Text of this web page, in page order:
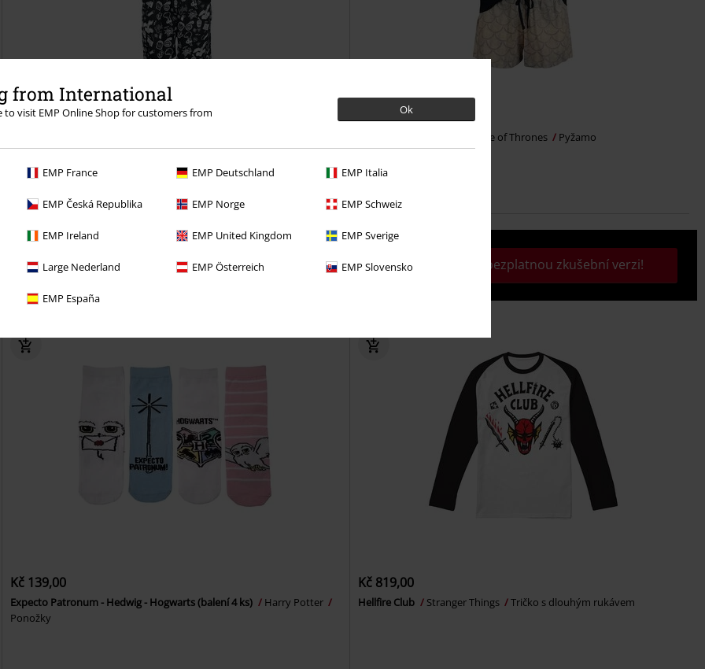
from International
to visit EMP Online Shop for customers from
Ok
EMP France EMP Deutschland EMP Italia
EMP Česká Republika EMP Norge EMP Schweiz
EMP Ireland EMP United Kingdom EMP Sverige
Large Nederland EMP Österreich EMP Slovensko
EMP España
OdKč 949,00
DMCOdKč 999,00
OdKč 949,00
Game of Thrones Pyžamo
zkušební verzi našeho BACKSTAGE CLUB Aktivujte si svou bezplatnou zkušební verzi!
Kč 139,00
Expecto Patronum - Hedwig - Hogwarts (balení 4 ks)
Harry Potter
Ponožky
Kč 819,00
Hellfire Club Stranger Things Tričko s dlouhým rukávem